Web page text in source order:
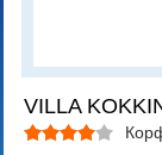
VILLA